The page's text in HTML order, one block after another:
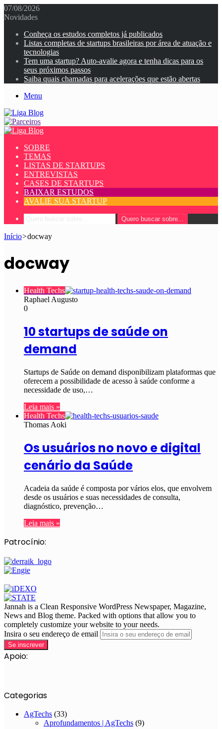
07/08/2026
Novidades
Conheça os estudos completos já publicados
Listas completas de startups brasileiras por área de atuação e
tecnologias
Tem uma startup? Auto-avalie agora e tenha dicas para os
seus próximos passos
Saiba quais chamadas para acelerações que estão abertas
Menu
SOBRE
TEMAS
LISTAS DE STARTUPS
ENTREVISTAS
CASES DE STARTUPS
BAIXAR ESTUDOS
AVALIE SUA STARTUP
Quero buscar sobre...
Início>docway
docway
Health Techs
Raphael Augusto
0
10 startups de saúde on
demand
Startups de Saúde on demand disponibilizam plataformas que
oferecem a possibilidade de acesso à saúde conforme a
necessidade de uso,…
Leia mais »
Health Techs
Thomas Aoki
Os usuários no novo e digital
cenário da Saúde
Acadeia da saúde é composta por vários elos, que envolvem
desde os usuários e suas necessidades de consulta,
diagnóstico, prevenção…
Leia mais »
Patrocínio:
Jannah is a Clean Responsive WordPress Newspaper, Magazine,
News and Blog theme. Packed with options that allow you to
completely customize your website to your needs.
Insira o seu endereço de email
Apoio:
Categorias
AgTechs (33)
Aprofundamentos | AgTechs (9)